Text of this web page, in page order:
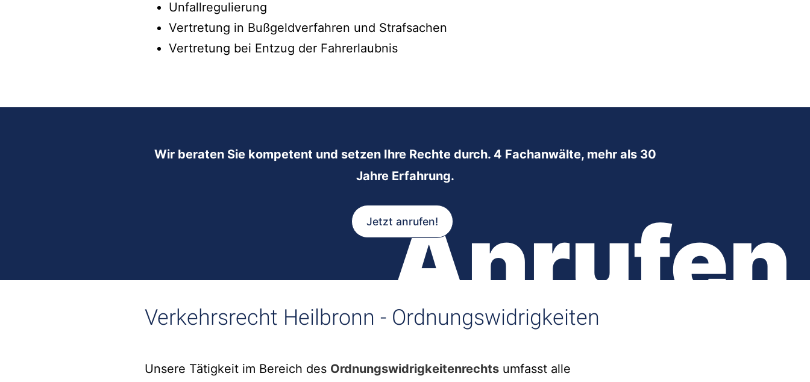
Unfallregulierung
Vertretung in Bußgeldverfahren und Strafsachen
Vertretung bei Entzug der Fahrerlaubnis
Wir beraten Sie kompetent und setzen Ihre Rechte durch. 4 Fachanwälte, mehr als 30
Jahre Erfahrung.
Jetzt anrufen!
Anrufen
Verkehrsrecht Heilbronn - Ordnungswidrigkeiten
Unsere Tätigkeit im Bereich des Ordnungswidrigkeitenrechts umfasst alle